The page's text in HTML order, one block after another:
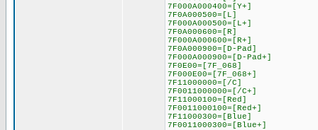
7F000A000400=[Y+]
7F0A000500=[L]
7F000A000500=[L+]
7F0A000600=[R]
7F000A000600=[R+]
7F0A000900=[D-Pad]
7F000A000900=[D-Pad+]
7F0E00=[7F_068]
7F000E00=[7F_068+]
7F11000000=[/C]
7F0011000000=[/C+]
7F11000100=[Red]
7F0011000100=[Red+]
7F11000300=[Blue]
7F0011000300=[Blue+]